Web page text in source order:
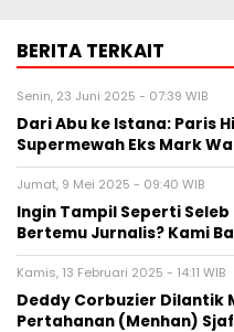
BERITA TERKAIT
Senin, 23 Juni 2025 - 07:39 WIB
Dari Abu ke Istana: Paris
Supermewah Eks Mark
Jumat, 9 Mei 2025 - 09:40 WIB
Ingin Tampil Seperti
Bertemu Jurnalis? Kami
Kamis, 13 Februari 2025 - 14:11 WIB
Deddy Corbuzier Dilantik
Pertahanan (Menhan)